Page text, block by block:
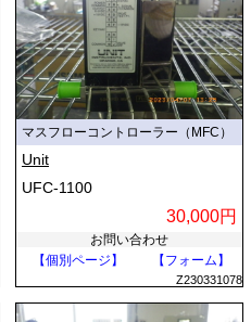
マスフローコントローラー（MFC）
Unit
UFC-1100
30,000円
お問い合わせ
【個別ページ】
【フォーム】
Z230331078